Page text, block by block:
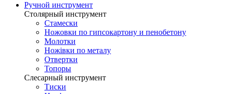
Ручной инструмент
Столярный инструмент
Стамески
Ножовки по гипсокартону и пенобетону
Молотки
Ножівки по металу
Отвертки
Топоры
Слесарный инструмент
Тиски